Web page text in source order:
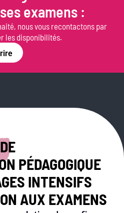
examens :
nous vous recontactons par
les disponibilités.
PÉDAGOGIQUE
INTENSIFS
AUX EXAMENS